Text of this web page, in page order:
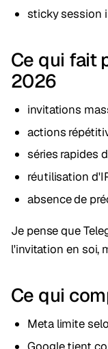
sticky session
Ce qui fait
2026
invitations
actions
séries rapides
réutilisation
absence de
Je pense que
l'invitation en soi,
Ce qui
Meta limite
Google tient